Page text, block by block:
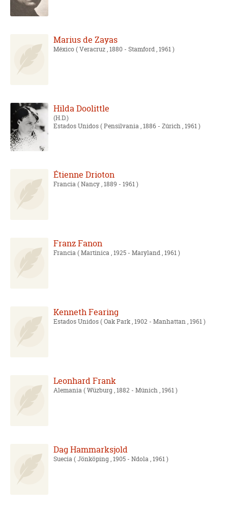
Marius de Zayas
México( Veracruz , 1880 - Stamford , 1961 )
Hilda Doolittle
H.D.
Estados Unidos( Pensilvania , 1886 - Zúrich , 1961 )
Étienne Drioton
Francia( Nancy , 1889 - 1961 )
Franz Fanon
Francia( Martinica , 1925 - Maryland , 1961 )
Kenneth Fearing
Estados Unidos( Oak Park , 1902 - Manhattan , 1961 )
Leonhard Frank
Alemania( Wüzburg , 1882 - Múnich , 1961 )
Dag Hammarksjold
Suecia( Jönköping , 1905 - Ndola , 1961 )